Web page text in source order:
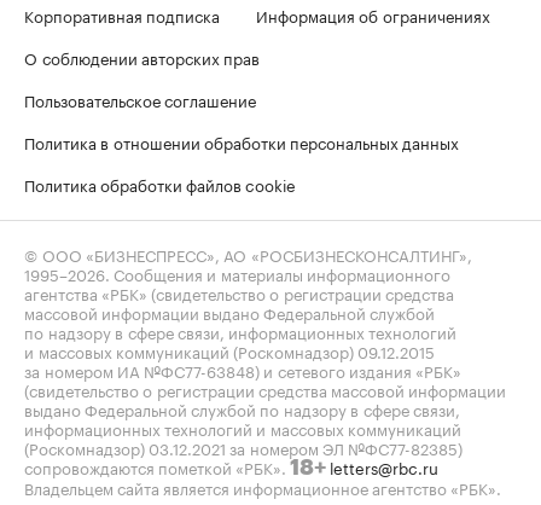
Корпоративная подписка
Информация об ограничениях
О соблюдении авторских прав
Пользовательское соглашение
Политика в отношении обработки персональных данных
Политика обработки файлов cookie
© ООО «БИЗНЕСПРЕСС», АО «РОСБИЗНЕСКОНСАЛТИНГ»,
1995–2026 . Сообщения и материалы информационного
агентства «РБК» (свидетельство о регистрации средства
массовой информации выдано Федеральной службой
по надзору в сфере связи, информационных технологий
и массовых коммуникаций (Роскомнадзор) 09.12.2015
за номером ИА №ФС77-63848) и сетевого издания «РБК»
(свидетельство о регистрации средства массовой информации
выдано Федеральной службой по надзору в сфере связи,
информационных технологий и массовых коммуникаций
(Роскомнадзор) 03.12.2021 за номером ЭЛ №ФС77-82385)
сопровождаются пометкой «РБК». 18+ letters@rbc.ru
Владельцем сайта является информационное агентство «РБК».